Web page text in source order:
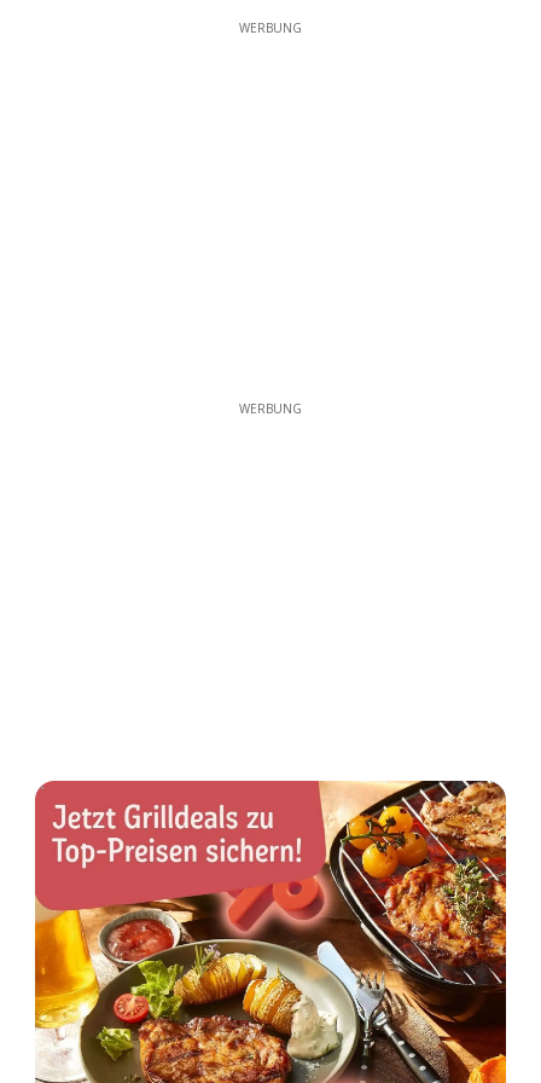
WERBUNG
WERBUNG